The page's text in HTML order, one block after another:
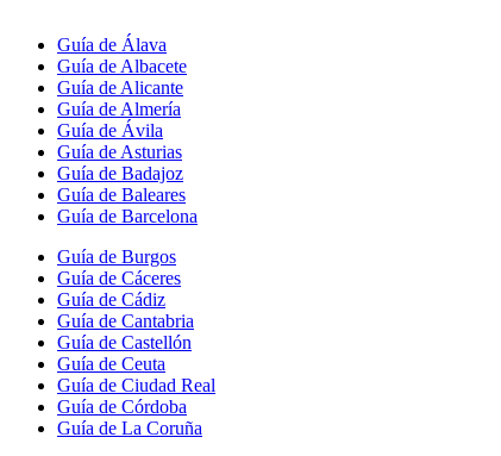
Guía de Álava
Guía de Albacete
Guía de Alicante
Guía de Almería
Guía de Ávila
Guía de Asturias
Guía de Badajoz
Guía de Baleares
Guía de Barcelona
Guía de Burgos
Guía de Cáceres
Guía de Cádiz
Guía de Cantabria
Guía de Castellón
Guía de Ceuta
Guía de Ciudad Real
Guía de Córdoba
Guía de La Coruña